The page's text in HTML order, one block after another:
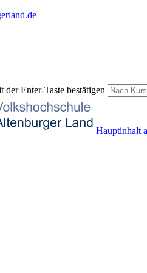
Enter-Taste bestätigen
Hauptinhalt